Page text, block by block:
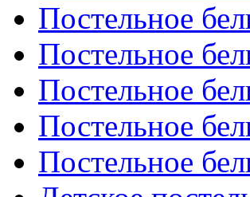
Постельное
Постельное
Постельное
Постельное
Постельное